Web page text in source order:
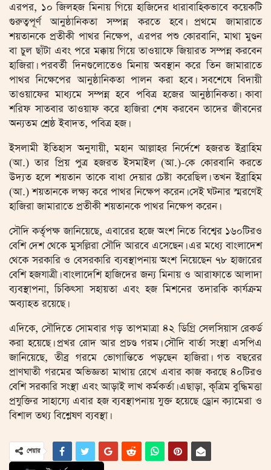
এরপর, ১০ জিলহজ মিনায় গিয়ে হাজিদের ধারাবাহিকভাবে কয়েকটি
গুরুত্বপূর্ণ আনুষ্ঠানিকতা সম্পন্ন করতে হবে। প্রথমে জামারাতে
শয়তানকে প্রতীকী পাথর নিক্ষেপ, এরপর পশু কোরবানি, মাথা মুণ্ডন
বা চুল ছাঁটা এবং পরে মক্কায় গিয়ে তাওয়াফে জিয়ারত সম্পন্ন করবেন
হাজিরা। পরবর্তী দিনগুলোতেও মিনায় অবস্থান করে তিন জামারাতে
পাথর নিক্ষেপের আনুষ্ঠানিকতা পালন করা হবে। সবশেষে বিদায়ী
তাওয়াফের মাধ্যমে সম্পন্ন হবে পবিত্র হজের আনুষ্ঠানিকতা। কাবা
শরিফ সাতবার তাওয়াফ করে হাজিরা শেষ করবেন তাদের জীবনের
অন্যতম শ্রেষ্ঠ ইবাদত, পবিত্র হজ।
ইসলামী ইতিহাস অনুযায়ী, মহান আল্লাহর নির্দেশে হজরত ইব্রাহিম
(আ.) তার প্রিয় পুত্র হজরত ইসমাইল (আ.)-কে কোরবানি করতে
উদ্যত হলে শয়তান তাকে বাধা দেয়ার চেষ্টা করেছিল। তখন ইব্রাহিম
(আ.) শয়তানকে লক্ষ্য করে পাথর নিক্ষেপ করেন। সেই ঘটনার স্মরণেই
হাজিরা জামারাতে প্রতীকী শয়তানকে পাথর নিক্ষেপ করেন।
সৌদি কর্তৃপক্ষ জানিয়েছে, এবারের হজে অংশ নিতে বিশ্বের ১৬০টিরও
বেশি দেশ থেকে মুসল্লিরা সৌদি আরবে এসেছেন। এর মধ্যে বাংলাদেশ
থেকে সরকারি ও বেসরকারি ব্যবস্থাপনায় অংশ নিয়েছেন ৭৮ হাজারের
বেশি হজযাত্রী। বাংলাদেশি হাজিদের জন্য মিনায় ও আরাফাতে আলাদা
ব্যবস্থাপনা, চিকিৎসা সহায়তা এবং হজ মিশনের তদারকি কার্যক্রম
অব্যাহত রয়েছে।
এদিকে, সৌদিতে সোমবার গড় তাপমাত্রা ৪২ ডিগ্রি সেলসিয়াস রেকর্ড
করা হয়েছে। প্রখর রোদ আর প্রচণ্ড গরম। সৌদি বার্তা সংস্থা এসপিএ
জানিয়েছে, তীব্র গরমে ভোগান্তিতে পড়ছেন হাজিরা। গত বছরের
প্রাণঘাতী গরমের অভিজ্ঞতা মাথায় রেখে এবার কাজ করছে ৪০টিরও
বেশি সরকারি সংস্থা এবং আড়াই লাখ কর্মকর্তা। এছাড়া, কৃত্রিম বুদ্ধিমত্তা
প্রযুক্তির সাহায্যে এবার হজ ব্যবস্থাপনায় যুক্ত হয়েছে ড্রোন ক্যামেরা ও
বিশাল তথ্য বিশ্লেষণ ব্যবস্থা।
শেয়ার